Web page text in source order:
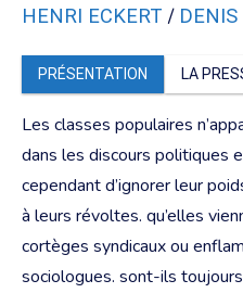
HENRI ECKERT /
PRÉSENTATION LA
Les classes populaires
dans les discours politiques
cependant d’ignorer leur
à leurs révoltes. qu’elles
cortèges syndicaux ou
sociologues. sont-ils